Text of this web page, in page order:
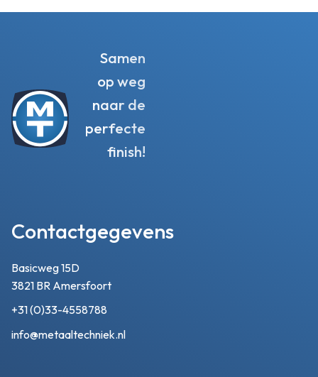
Samen
op weg
naar de
perfecte
finish!
Contactgegevens
Basicweg 15D
3821 BR Amersfoort
+31 (0)33-4558788
info@metaaltechniek.nl